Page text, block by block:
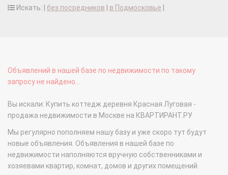
Искать: | без посредников в Подмосковье
Объявлений в нашей базе по недвижимости по такому
запросу не найдено...
Вы искали: Купить коттедж деревня Красная Луговая -
продажа недвижимости в Москве на КВАРТИРАНТ.РУ
Мы регулярно пополняем нашу базу и уже скоро тут будут
новые объявления. Объявления в нашей базе по
недвижимости наполняются вручную собственниками и
хозяевами квартир, комнат, домов и других помещений.